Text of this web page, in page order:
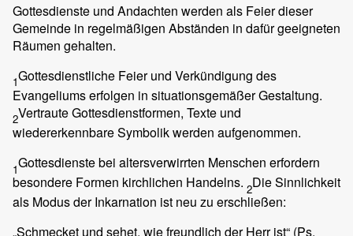
Gottesdienste und Andachten werden als Feier dieser
Gemeinde in regelmäßigen Abständen in dafür geeigneten
Räumen gehalten.
1Gottesdienstliche Feier und Verkündigung des
Evangeliums erfolgen in situationsgemäßer Gestaltung.
2Vertraute Gottesdienstformen, Texte und
wiedererkennbare Symbolik werden aufgenommen.
1Gottesdienste bei altersverwirrten Menschen erfordern
besondere Formen kirchlichen Handelns. 2Die Sinnlichkeit
als Modus der Inkarnation ist neu zu erschließen:
„Schmecket und sehet, wie freundlich der Herr ist“ (Ps.